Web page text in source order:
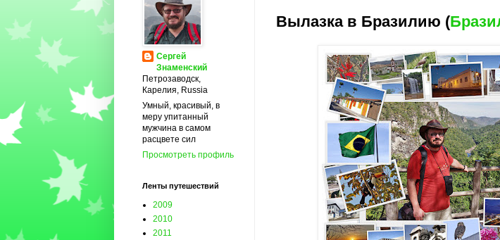
Вылазка в Бразилию (
Сергей
Знаменский
Петрозаводск,
Карелия, Russia
Умный, красивый, в
меру упитанный
мужчина в самом
расцвете сил
Просмотреть профиль
Ленты путешествий
2009
2010
2011